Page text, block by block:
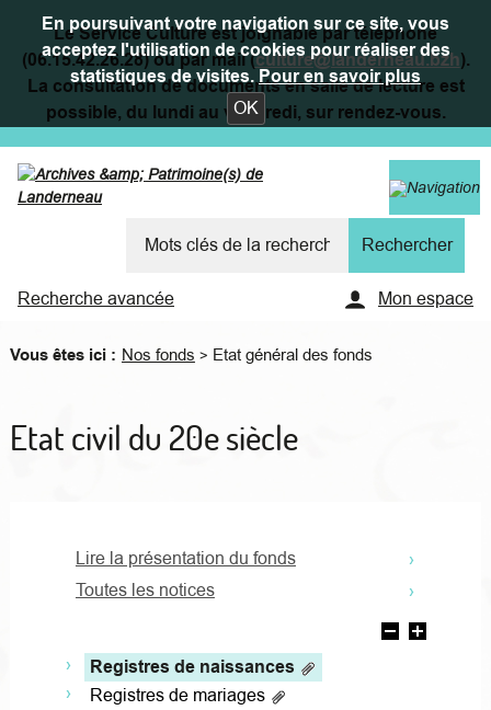
En poursuivant votre navigation sur ce site, vous
acceptez l'utilisation de cookies pour réaliser des
statistiques de visites.Pour en savoir plus
OK
Le Service Culture est joignable par téléphone
(06.15.42.26.28) ou par mail (culture@landerneau.bzh).
La consultation de documents en salle de lecture est
possible, du lundi au vendredi, sur rendez-vous.
Recherche avancée Mon espace
Vous êtes ici : Nos fonds > Etat général des fonds
Etat civil du 20e siècle
Lire la présentation du fonds
Toutes les notices
Registres de naissances
Registres de mariages